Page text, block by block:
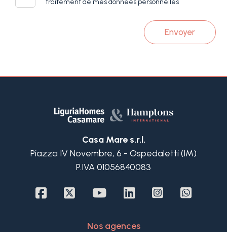
Envoyer
Casa Mare s.r.l.
Piazza IV Novembre, 6 - Ospedaletti (IM)
P.IVA 01056840083
Nos agences